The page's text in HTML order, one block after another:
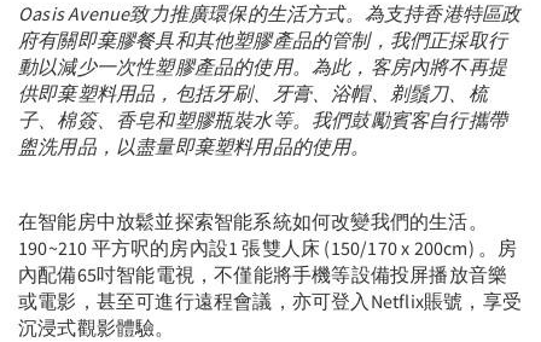
Oasis Avenue致力推廣環保的生活方式。為支持香港特區政
府有關即棄膠餐具和其他塑膠產品的管制，我們正採取行
動以減少一次性塑膠產品的使用。為此，客房內將不再提
供即棄塑料用品 ，包括牙刷、牙膏、浴帽、 剃鬚刀、梳
子、棉簽、 香皂和塑膠瓶裝水等。我們鼓勵賓客自行攜帶
盥洗用品，以盡量即棄塑料用品的使用。
在智能房中放鬆並探索智能系統如何改變我們的生活。
190~210 平方呎的房內設1 張雙人床 (150/170 x 200cm) 。房
內配備65吋智能電視，不僅能將手機等設備投屏播放音樂
或電影，甚至可進行遠程會議，亦可登入Netflix賬號，享受
沉浸式觀影體驗。